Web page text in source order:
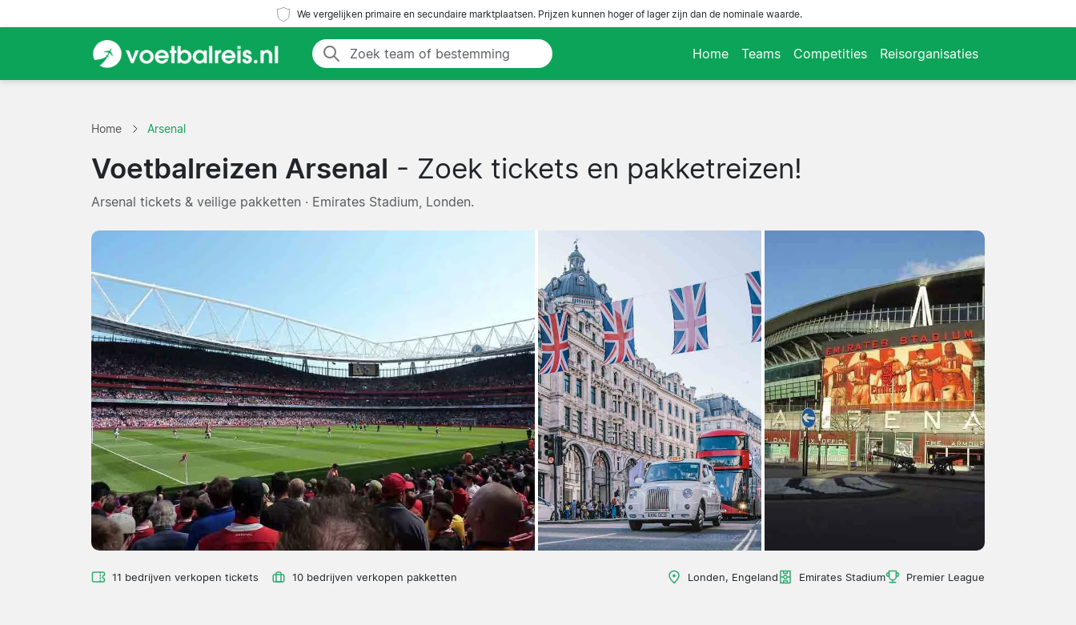
We vergelijken primaire en secundaire marktplaatsen. Prijzen kunnen hoger of lager zijn dan de nominale waarde.
Home Teams Competities Reisorganisaties
Home Arsenal
Voetbalreizen Arsenal - Zoek tickets en pakketreizen!
Arsenal tickets & veilige pakketten · Emirates Stadium, Londen.
11 bedrijven verkopen tickets 10 bedrijven verkopen pakketten Londen, Engeland Emirates Stadium Premier League